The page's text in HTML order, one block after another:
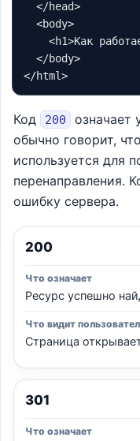
  </head>
  <body>
<h1>Как
  </body>
</html>
Код 200 означает
обычно говорит,
используется для
перенаправления.
ошибку сервера.
200
Ресурс успешно
Страница
301